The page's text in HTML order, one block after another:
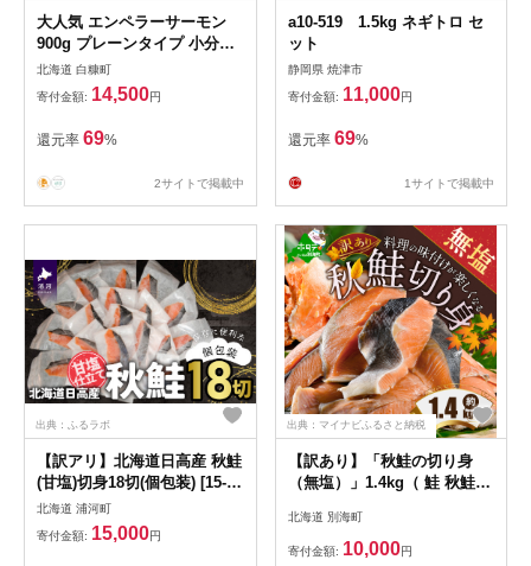
大人気 エンペラーサーモン
900g プレーンタイプ 小分け
鮭 サーモン アトランティッ
クサーモン 水産庁長官賞 受
賞 さけ シャケ しゃけ sake
カルパッチョ ソテー レアス
テーキ 人気 高級 大満足 美味
刺し身 魚介類 海鮮 冷凍 厚切
北海道 白糠町
寄付金額: 14,500円
還元率 69%
2サイトで掲載中
a10-519 1.5kg ネギトロ セ
ット
静岡県 焼津市
寄付金額: 11,000円
還元率 69%
1サイトで掲載中
出典：ふるラボ
【訳アリ】北海道日高産 秋鮭
(甘塩)切身18切(個包装) [15-
286]
北海道 浦河町
寄付金額: 15,000円
出典：マイナビふるさと納税
【訳あり】「秋鮭の切り身
（無塩）」1.4kg（ 鮭 秋鮭
北海道産秋鮭 道産鮭 道産秋
鮭 鮭切り身 鮭切身 さけ さけ
北海道 別海町
寄付金額: 10,000円